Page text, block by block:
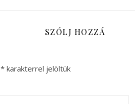
SZÓLJ HOZZÁ
* karakterrel jelöltük